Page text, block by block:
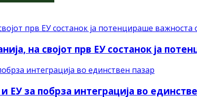
на својот прв ЕУ состанок ја
ЕУ за побрза интеграција во